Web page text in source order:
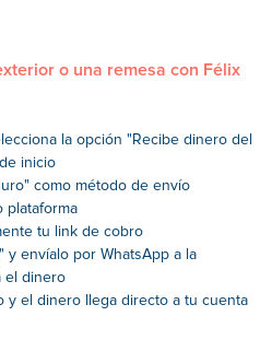
o una remesa con Félix
la opción "Recibe dinero del
inicio
como método de envío
plataforma
tu link de cobro
y envíalo por WhatsApp a la
el dinero
y el dinero llega directo a tu cuenta